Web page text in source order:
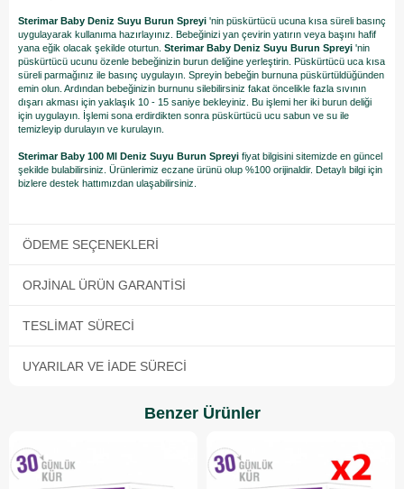
Sterimar Baby Deniz Suyu Burun Spreyi 'nin püskürtücü ucuna kısa süreli basınç
uygulayarak kullanıma hazırlayınız. Bebeğinizi yan çevirin yatırın veya başını hafif
yana eğik olacak şekilde oturtun. Sterimar Baby Deniz Suyu Burun Spreyi 'nin
püskürtücü ucunu özenle bebeğinizin burun deliğine yerleştirin. Püskürtücü uca kısa
süreli parmağınız ile basınç uygulayın. Spreyin bebeğin burnuna püskürtüldüğünden
emin olun. Ardından bebeğinizin burnunu silebilirsiniz fakat öncelikle fazla sıvının
dışarı akması için yaklaşık 10 - 15 saniye bekleyiniz. Bu işlemi her iki burun deliği
için uygulayın. İşlemi sona erdirdikten sonra püskürtücü ucu sabun ve su ile
temizleyip durulayın ve kurulayın.
Sterimar Baby 100 Ml Deniz Suyu Burun Spreyi fiyat bilgisini sitemizde en güncel
şekilde bulabilirsiniz. Ürünlerimiz eczane ürünü olup %100 orijinaldir. Detaylı bilgi için
bizlere destek hattımızdan ulaşabilirsiniz.
ÖDEME SEÇENEKLERI
ORJINAL ÜRÜN GARANTISI
TESLIMAT SÜRECI
UYARILAR VE İADE SÜRECI
Benzer Ürünler